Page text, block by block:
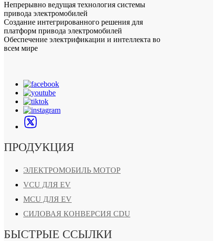
Непрерывно ведущая технология системы
привода электромобилей
Создание интегрированного решения для
платформ привода электромобилей
Обеспечение электрификации и интеллекта во
всем мире
ПРОДУКЦИЯ
ЭЛЕКТРОМОБИЛЬ МОТОР
VCU ДЛЯ EV
MCU ДЛЯ EV
СИЛОВАЯ КОНВЕРСИЯ CDU
БЫСТРЫЕ ССЫЛКИ